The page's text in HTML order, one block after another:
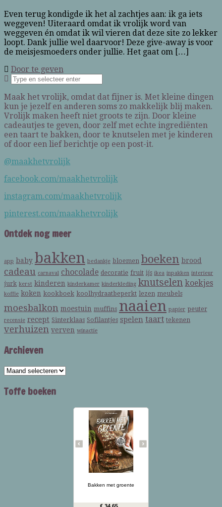
Even terug kondigde ik het al zachtjes aan: ik ga iets
weggeven! Uiteraard omdat ik vrolijk word van
weggeven én omdat ik wil vieren dat deze site zo lekker
loopt. Dank jullie wel daarvoor! Deze give-away is voor
de meisjesmoeders onder jullie. Het gaat om […]
Door te geven
Maak het vrolijk, omdat dat fijner is. Met kleine dingen
kun je jezelf en anderen soms zo makkelijk blij maken.
Vrolijk maken heeft niet groots te zijn. Door kleine
cadeautjes te geven, door zelf met echte ingrediënten
een taart te bakken, door te knutselen met je kinderen
of door een lief berichtje op een post-it.
@maakhetvrolijk
facebook.com/maakhetvrolijk
instagram.com/maakhetvrolijk
pinterest.com/maakhetvrolijk
Ontdek nog meer
app baby bakken bedankje bloemen boeken brood
cadeau carnaval chocolade decoratie fruit ijs ikea inpakken interieur
jurk kerst kinderen kinderkamer kinderkleding knutselen koekjes
koffie koken kookboek koolhydraatbeperkt lezen meubels
moesbalkon moestuin muffins naaien papier peuter
recensie recept Sinterklaas Sofilantjes spelen taart tekenen
verhuizen verven winactie
Archieven
Toffe boeken
courgettebaguettes,
wortelbroodjes en
roggecrackers met
knolselderij: wanneer je
groente in het deeg doet,
krijg je mals en kleurrijk
brood dat ook nog eens
gezonder is dan gewoon
brood. In Bakken met
kookboekenauteur en
recepten (waarvan vele
… lees meer
Bakken met groente